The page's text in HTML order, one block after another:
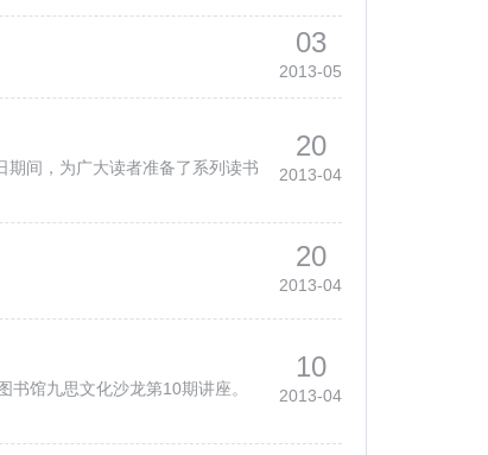
03
2013-05
间，为广大读者准备了系列读书
20
2013-04
20
2013-04
馆九思文化沙龙第10期讲座。
10
2013-04